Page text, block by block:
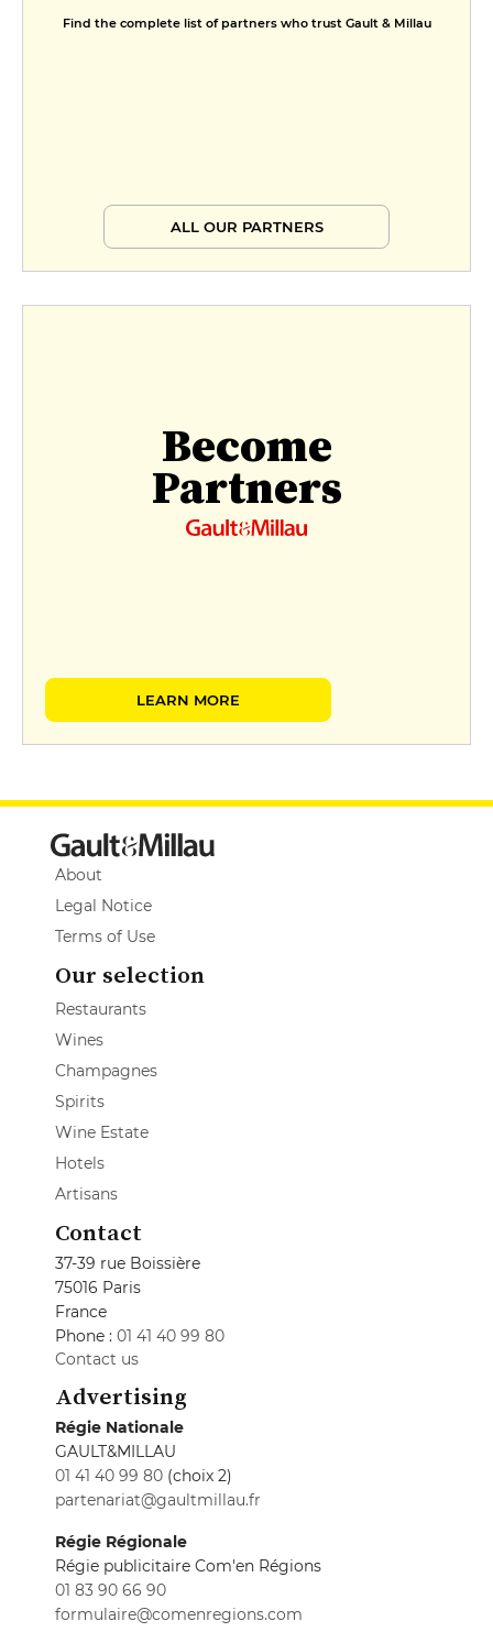
Find the complete list of partners who trust Gault & Millau
ALL OUR PARTNERS
Become
Partners
LEARN MORE
About
Legal Notice
Terms of Use
Our selection
Restaurants
Wines
Champagnes
Spirits
Wine Estate
Hotels
Artisans
Contact
37-39 rue Boissière
75016 Paris
France
Phone : 01 41 40 99 80
Contact us
Advertising
Régie Nationale
GAULT&MILLAU
01 41 40 99 80 (choix 2)
partenariat@gaultmillau.fr
Régie Régionale
Régie publicitaire Com'en Régions
01 83 90 66 90
formulaire@comenregions.com